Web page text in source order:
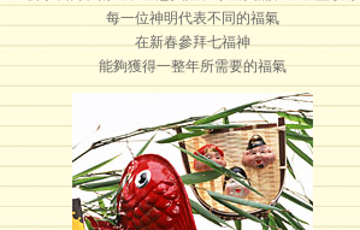
每一位神明代表不同的福氣
在新春參拜七福神
能夠獲得一整年所需要的福氣